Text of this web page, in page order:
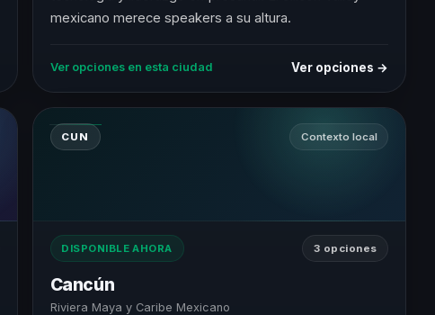
mexicano merece speakers a su altura.
Ver opciones en esta ciudad Ver opciones →
CUN Contexto local
DISPONIBLE AHORA 3 opciones
Cancún
Riviera Maya y Caribe Mexicano